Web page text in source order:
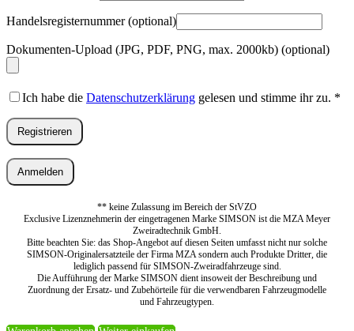
Handelsregisternummer(optional)
Dokumenten-Upload (JPG, PDF, PNG, max. 2000kb) (optional)
Ich habe die Datenschutzerklärung gelesen und stimme ihr zu. *
Registrieren
Anmelden
** keine Zulassung im Bereich der StVZO
Exclusive Lizenznehmerin der eingetragenen Marke SIMSON ist die MZA Meyer
Zweiradtechnik GmbH.
Bitte beachten Sie: das Shop-Angebot auf diesen Seiten umfasst nicht nur solche
SIMSON-Originalersatzteile der Firma MZA sondern auch Produkte Dritter, die
lediglich passend für SIMSON-Zweiradfahrzeuge sind.
Die Aufführung der Marke SIMSON dient insoweit der Beschreibung und
Zuordnung der Ersatz- und Zubehörteile für die verwendbaren Fahrzeugmodelle
und Fahrzeugtypen.